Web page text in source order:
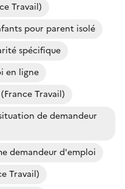
Travail)
pour parent isolé
spécifique
en ligne
Travail)
de demandeur
demandeur d'emploi
Travail)